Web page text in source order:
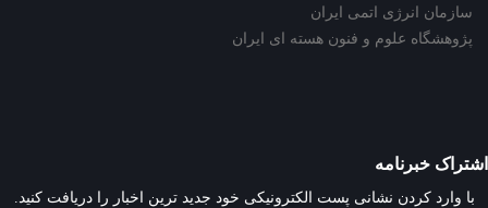
سازمان انرژی اتمی ایران
پژوهشگاه علوم و فنون هسته ای ایران
اشتراک خبرنامه
با وارد کردن نشانی پست الکترونیکی خود جدید ترین اخبار را دریافت کنید.